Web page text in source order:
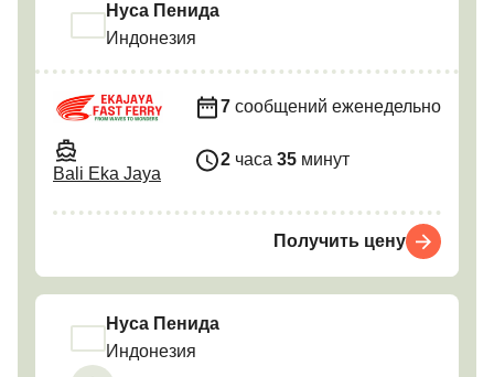
Нуса Пенида
Индонезия
Bali Eka Jaya
7 сообщений еженедельно
2 часа 35 минут
Получить цену
Нуса Пенида
Индонезия